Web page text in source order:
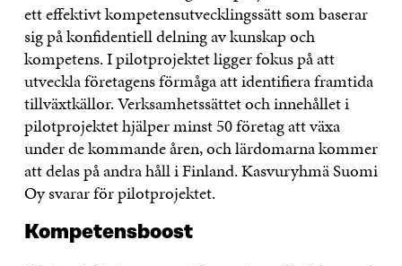
ett effektivt kompetensutvecklingssätt som baserar
sig på konfidentiell delning av kunskap och
kompetens. I pilotprojektet ligger fokus på att
utveckla företagens förmåga att identifiera framtida
tillväxtkällor. Verksamhetssättet och innehållet i
pilotprojektet hjälper minst 50 företag att växa
under de kommande åren, och lärdomarna kommer
att delas på andra håll i Finland. Kasvuryhmä Suomi
Oy svarar för pilotprojektet.
Kompetensboost